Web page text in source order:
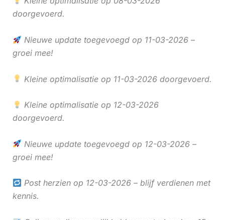
doorgevoerd.
Nieuwe update toegevoegd op 11-03-2026 –
groei mee!
Kleine optimalisatie op 11-03-2026 doorgevoerd.
Kleine optimalisatie op 12-03-2026
doorgevoerd.
Nieuwe update toegevoegd op 12-03-2026 –
groei mee!
Post herzien op 12-03-2026 – blijf verdienen met
kennis.